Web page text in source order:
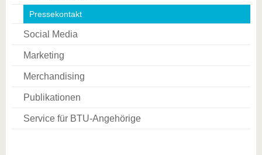
Pressekontakt
Social Media
Marketing
Merchandising
Publikationen
Service für BTU-Angehörige